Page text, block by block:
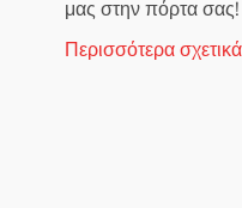
μας στην πόρτα σας!
Περισσότερα